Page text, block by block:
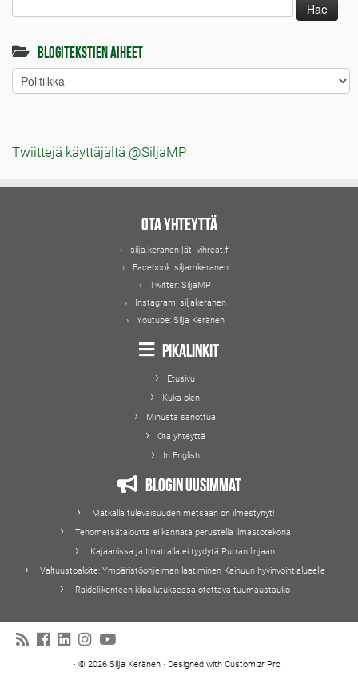
Blogitekstien aiheet
Blogitekstien
aiheet
Twiittejä käyttäjältä @SiljaMP
Ota yhteyttä
silja.keranen [ät] vihreat.fi
Facebook: siljamkeranen
Twitter: SiljaMP
Instagram: siljakeranen
Youtube: Silja Keränen
Pikalinkit
Etusivu
Kuka olen
Minusta sanottua
Ota yhteyttä
In English
Blogin uusimmat
Matkalla tulevaisuuden metsään on ilmestynyt!
Tehometsätaloutta ei kannata perustella ilmastotekona
Kajaanissa ja Imatralla ei tyydytä Purran linjaan
Valtuustoaloite: Ympäristöohjelman laatiminen Kainuun hyvinvointialueelle
Raideliikenteen kilpailutuksessa otettava tuumaustauko
· © 2026 Silja Keränen· Designed with Customizr Pro·